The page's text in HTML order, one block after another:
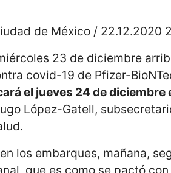
de México / 22.12.2020
23 de diciembre
covid-19 de Pfizer-
el jueves 24 de diciembre
López-Gatell,
los embarques, mañana,
que es como se pactó